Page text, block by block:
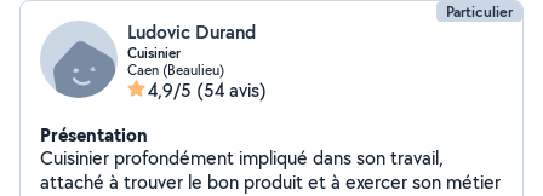
Particulier
Ludovic Durand
Cuisinier
Caen (Beaulieu)
4,9/5 (54 avis)
Présentation
Cuisinier profondément impliqué dans son travail,
attaché à trouver le bon produit et à exercer son métier